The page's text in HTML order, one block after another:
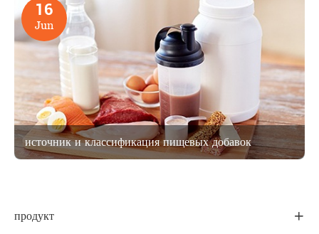
16
Jun
источник и классификация пищевых добавок
продукт 